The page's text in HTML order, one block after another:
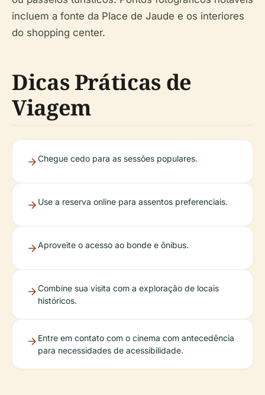
incluem a fonte da Place de Jaude e os interiores
do shopping center.
Dicas Práticas de
Viagem
Chegue cedo para as sessões populares.
Use a reserva online para assentos preferenciais.
Aproveite o acesso ao bonde e ônibus.
Combine sua visita com a exploração de locais
históricos.
Entre em contato com o cinema com antecedência
para necessidades de acessibilidade.